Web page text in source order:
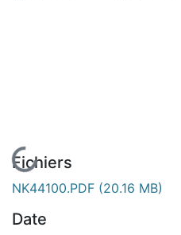
En cours de chargement...
Fichiers
NK44100.PDF (20.16 MB)
Date